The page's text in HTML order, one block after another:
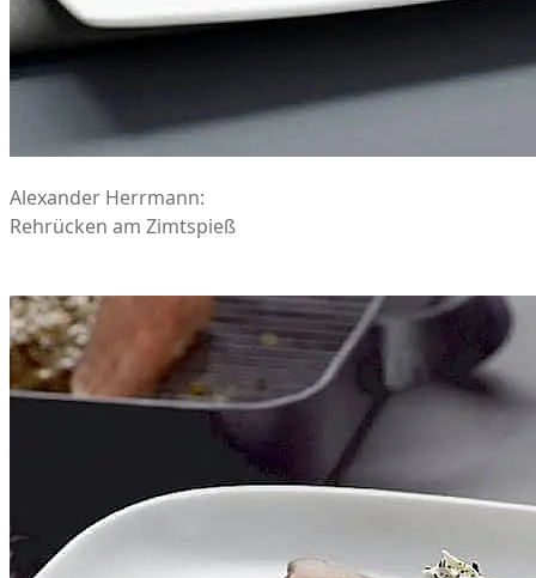
Alexander Herrmann:
Rehrücken am Zimtspieß